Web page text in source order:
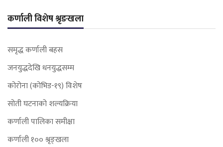
कर्णाली विशेष श्रृङखला
समृद्ध कर्णाली बहस
जनयुद्धदेखि धनयुद्धसम्म
कोरोना (कोभिड-१९) विशेष
सोती घटनाको शल्यक्रिया
कर्णाली पालिका समीक्षा
कर्णाली १०० श्रृङ्खला